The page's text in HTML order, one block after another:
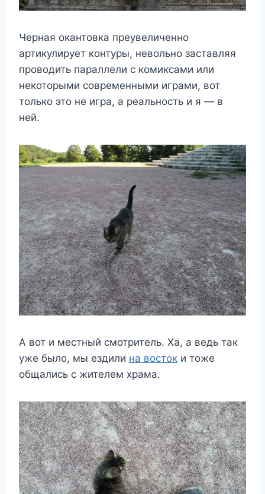
Черная окантовка преувеличенно
артикулирует контуры, невольно заставляя
проводить параллели с комиксами или
некоторыми современными играми, вот
только это не игра, а реальность и я — в
ней.
А вот и местный смотритель. Ха, а ведь так
уже было, мы ездили на восток и тоже
общались с жителем храма.